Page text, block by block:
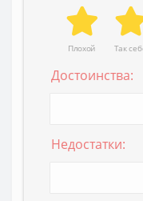
Плохой Так
Достоинства:
Недостатки: